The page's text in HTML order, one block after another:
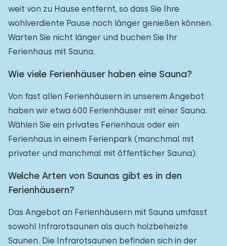
weit von zu Hause entfernt, so dass Sie Ihre
wohlverdiente Pause noch länger genießen können.
Warten Sie nicht länger und buchen Sie Ihr
Ferienhaus mit Sauna.
Wie viele Ferienhäuser haben eine Sauna?
Von fast allen Ferienhäusern in unserem Angebot
haben wir etwa 600 Ferienhäuser mit einer Sauna.
Wählen Sie ein privates Ferienhaus oder ein
Ferienhaus in einem Ferienpark (manchmal mit
privater und manchmal mit öffentlicher Sauna).
Welche Arten von Saunas gibt es in den
Ferienhäusern?
Das Angebot an Ferienhäusern mit Sauna umfasst
sowohl Infrarotsaunen als auch holzbeheizte
Saunen. Die Infrarotsaunen befinden sich in der